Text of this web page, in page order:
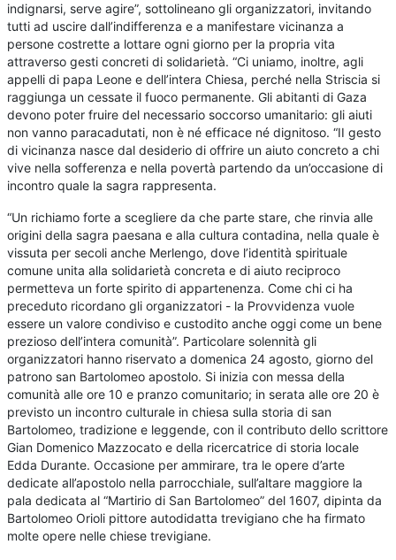
indignarsi, serve agire”, sottolineano gli organizzatori, invitando
tutti ad uscire dall’indifferenza e a manifestare vicinanza a
persone costrette a lottare ogni giorno per la propria vita
attraverso gesti concreti di solidarietà. “Ci uniamo, inoltre, agli
appelli di papa Leone e dell’intera Chiesa, perché nella Striscia si
raggiunga un cessate il fuoco permanente. Gli abitanti di Gaza
devono poter fruire del necessario soccorso umanitario: gli aiuti
non vanno paracadutati, non è né efficace né dignitoso. “II gesto
di vicinanza nasce dal desiderio di offrire un aiuto concreto a chi
vive nella sofferenza e nella povertà partendo da un’occasione di
incontro quale la sagra rappresenta.
“Un richiamo forte a scegliere da che parte stare, che rinvia alle
origini della sagra paesana e alla cultura contadina, nella quale è
vissuta per secoli anche Merlengo, dove l’identità spirituale
comune unita alla solidarietà concreta e di aiuto reciproco
permetteva un forte spirito di appartenenza. Come chi ci ha
preceduto ricordano gli organizzatori - la Provvidenza vuole
essere un valore condiviso e custodito anche oggi come un bene
prezioso dell’intera comunità”. Particolare solennità gli
organizzatori hanno riservato a domenica 24 agosto, giorno del
patrono san Bartolomeo apostolo. Si inizia con messa della
comunità alle ore 10 e pranzo comunitario; in serata alle ore 20 è
previsto un incontro culturale in chiesa sulla storia di san
Bartolomeo, tradizione e leggende, con il contributo dello scrittore
Gian Domenico Mazzocato e della ricercatrice di storia locale
Edda Durante. Occasione per ammirare, tra le opere d’arte
dedicate all’apostolo nella parrocchiale, sull’altare maggiore la
pala dedicata al “Martirio di San Bartolomeo” del 1607, dipinta da
Bartolomeo Orioli pittore autodidatta trevigiano che ha firmato
molte opere nelle chiese trevigiane.